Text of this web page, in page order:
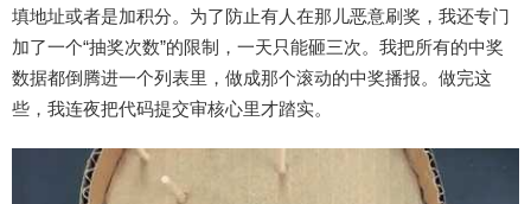
填地址或者是加积分。为了防止有人在那儿恶意刷奖，我还专门
加了一个“抽奖次数”的限制，一天只能砸三次。我把所有的中奖
数据都倒腾进一个列表里，做成那个滚动的中奖播报。做完这
些，我连夜把代码提交审核心里才踏实。